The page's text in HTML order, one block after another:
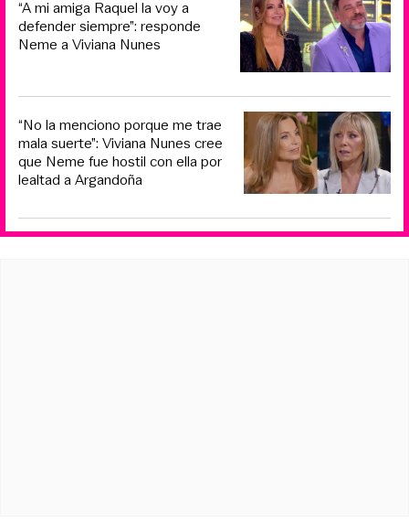
“A mi amiga Raquel la voy a
defender siempre”: responde
Neme a Viviana Nunes
“No la menciono porque me trae
mala suerte”: Viviana Nunes cree
que Neme fue hostil con ella por
lealtad a Argandoña